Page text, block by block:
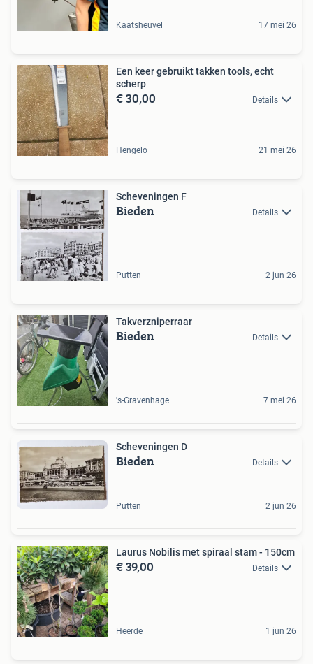
Kaatsheuvel 17 mei 26
Een keer gebruikt takken tools, echt
scherp
€ 30,00 Details
Hengelo 21 mei 26
Scheveningen F
Bieden Details
Putten 2 jun 26
Takverzniperraar
Bieden Details
's-Gravenhage 7 mei 26
Scheveningen D
Bieden Details
Putten 2 jun 26
Laurus Nobilis met spiraal stam - 150cm
€ 39,00 Details
Heerde 1 jun 26